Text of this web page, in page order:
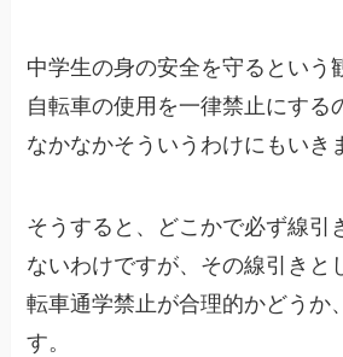
中学生の身の安全を守るという
自転車の使用を一律禁止にする
なかなかそういうわけにもいき
そうすると、どこかで必ず線引
ないわけですが、その線引きと
転車通学禁止が合理的かどうか
す。